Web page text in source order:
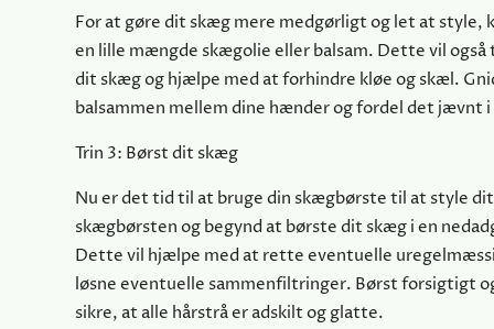
For at gøre dit skæg mere medgørligt og let at style,
en lille mængde skægolie eller balsam. Dette vil
dit skæg og hjælpe med at forhindre kløe og skæl.
balsammen mellem dine hænder og fordel det jævnt
Trin 3: Børst dit skæg
Nu er det tid til at bruge din skægbørste til at style
skægbørsten og begynd at børste dit skæg i en
Dette vil hjælpe med at rette eventuelle
løsne eventuelle sammenfiltringer. Børst forsigtigt
sikre, at alle hårstrå er adskilt og glatte.